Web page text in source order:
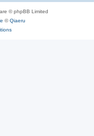
© phpBB Limited
©Qiaeru